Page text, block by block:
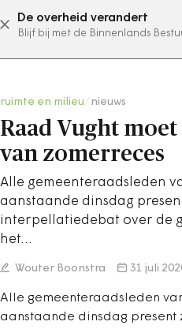
De overheid verandert
Blijf bij met de Binnenlands
abonneer
ruimte en milieu nieuws
Raad Vught
van zomerreces
Alle gemeenteraadsleden
aanstaande dinsdag
interpellatiedebat over de
het…
Wouter Boonstra 31 juli
Alle gemeenteraadsleden
aanstaande dinsdag present